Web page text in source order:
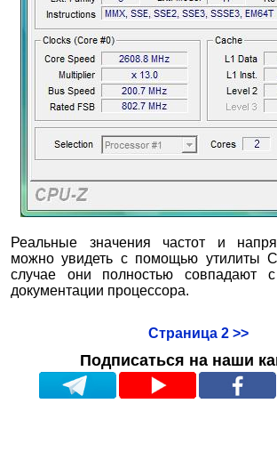
Реальные значения частот и
можно увидеть с помощью утилиты
случае они полностью совпадают
документации процессора.
Страница 2 >>
Подписаться на наши